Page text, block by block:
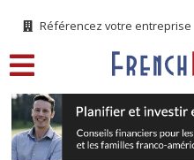
Référencez votre entreprise